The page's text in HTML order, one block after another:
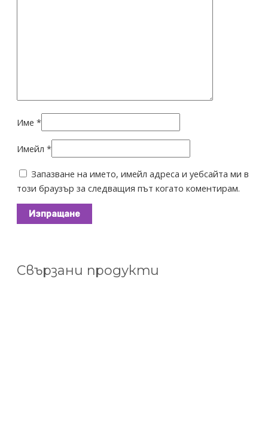
Име *
Имейл *
Запазване на името, имейл адреса и уебсайта ми в
този браузър за следващия път когато коментирам.
Свързани продукти